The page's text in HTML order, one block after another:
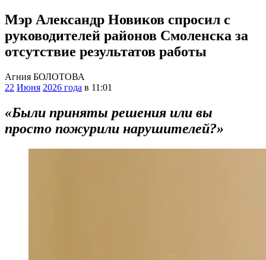
Мэр Александр Новиков спросил с
руководителей районов Смоленска за
отсутствие результатов работы
Агния БОЛОТОВА
22 Июня 2026 года в 11:01
«Были приняты решения или вы
просто пожурили нарушителей?»